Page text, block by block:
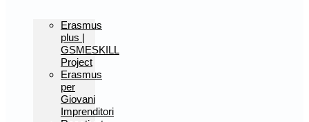
Erasmus
plus |
GSMESKILL
Project
Erasmus
per
Giovani
Imprenditori